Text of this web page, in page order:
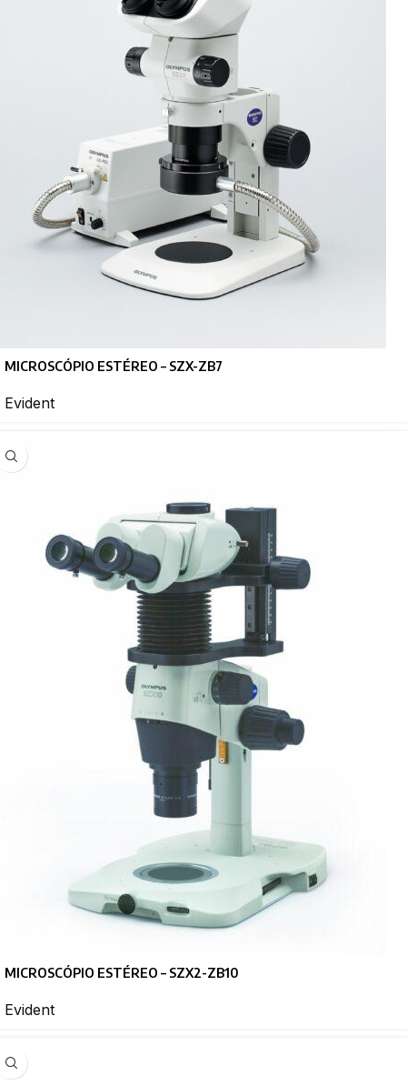
MICROSCÓPIO ESTÉREO – SZX-ZB7
Evident
MICROSCÓPIO ESTÉREO – SZX2-ZB10
Evident